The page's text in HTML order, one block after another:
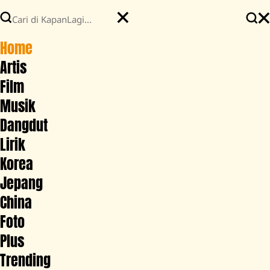
Home
Artis
Film
Musik
Dangdut
Lirik
Korea
Jepang
China
Foto
Plus
Trending